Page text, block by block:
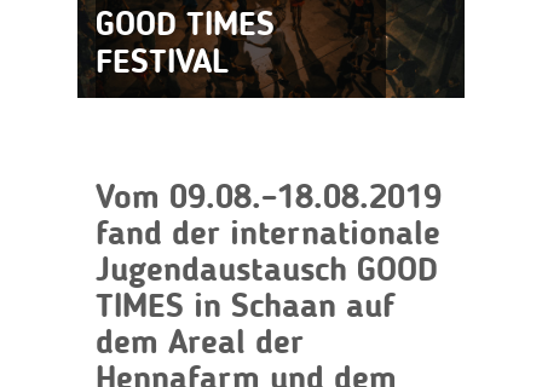
GOOD TIMES
FESTIVAL
Vom 09.08.–18.08.2019
fand der internationale
Jugendaustausch GOOD
TIMES in Schaan auf
dem Areal der